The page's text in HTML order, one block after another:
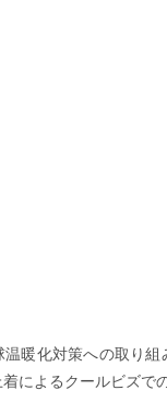
暖化対策への取り
によるクールビズで